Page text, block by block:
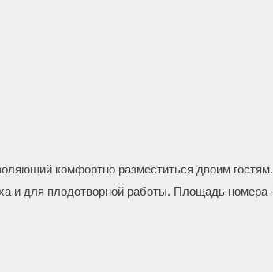
комфортно разместиться двоим гостям.
и для плодотворной работы. Площадь номера